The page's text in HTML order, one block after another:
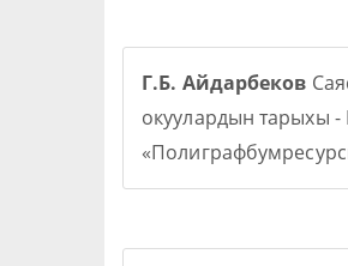
Г.Б. Айдарбеков
окуулардын тарыхы